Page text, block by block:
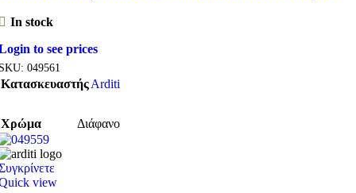
In stock
to see prices
049561
ΚατασκευαστήςArditi
Χρώμα Διάφανο
view